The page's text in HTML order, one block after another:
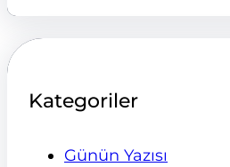
Kategoriler
Günün Yazısı